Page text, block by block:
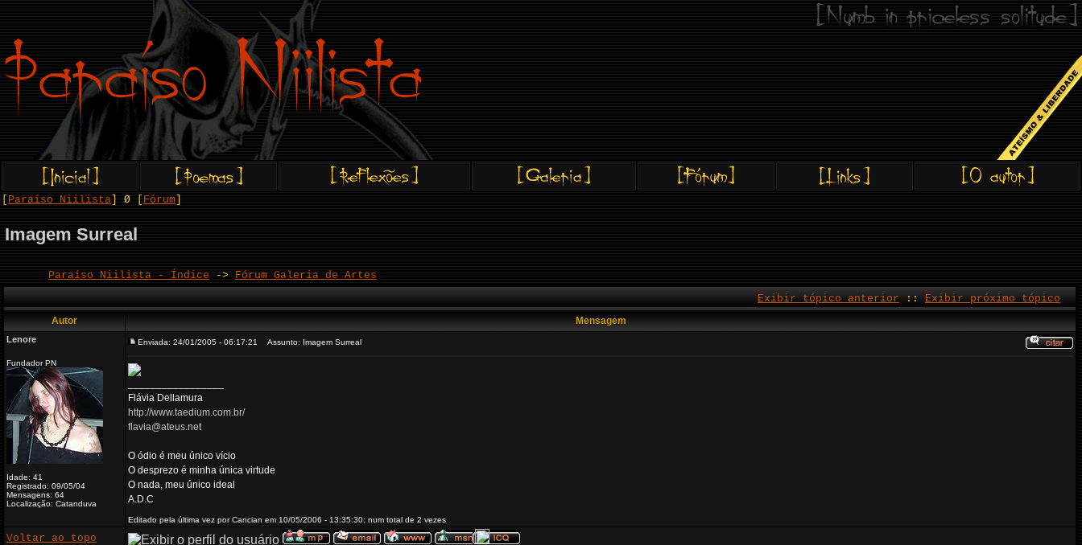
Paraíso Niilista ] Ø [ Fórum
Imagem Surreal
Paraíso Niilista - Índice -> Fórum Galeria de Artes
Exibir tópico anterior :: Exibir próximo tópico
Autor Mensagem
Lenore
Fundador PN
Idade: 41
Registrado: 09/05/04
Mensagens: 64
Localização: Catanduva
Enviada: 24/01/2005 - 06:17:21 Assunto: Imagem Surreal
Flávia Dellamura
http://www.taedium.com.br/
flavia@ateus.net
O ódio é meu único vício
O desprezo é minha única virtude
O nada, meu único ideal
A.D.C
Editado pela última vez por Cancian em 10/05/2006 - 13:35:30; num total de 2 vezes
Voltar ao topo